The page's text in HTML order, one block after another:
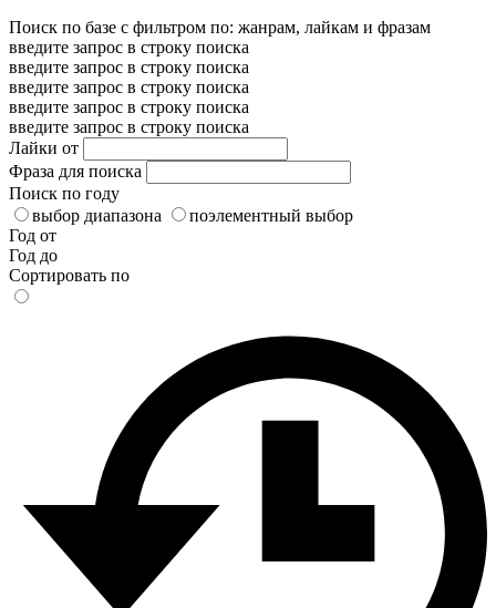
Поиск по базе с фильтром по: жанрам, лайкам и фразам
введите запрос в строку поиска
введите запрос в строку поиска
введите запрос в строку поиска
введите запрос в строку поиска
введите запрос в строку поиска
Лайки от
Фраза для поиска
Поиск по году
выбор диапазона
поэлементный выбор
Год от
Год до
Сортировать по